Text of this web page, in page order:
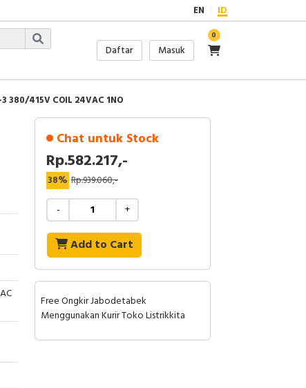
EN ID
Daftar Masuk
0
380/415V COIL 24VAC 1NO
Chat untuk Stock
Rp.582.217,-
38% Rp.939.060,-
- +
Add to Cart
Free Ongkir Jabodetabek
Menggunakan Kurir Toko Listrikkita